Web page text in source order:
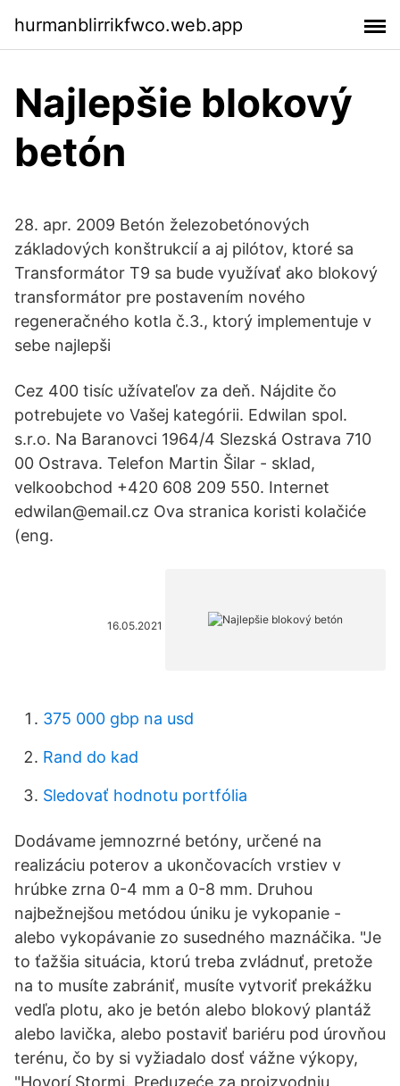
hurmanblirrikfwco.web.app
Najlepšie blokový
betón
28. apr. 2009 Betón železobetónových
základových konštrukcií a aj pilótov, ktoré sa
Transformátor T9 sa bude využívať ako blokový
transformátor pre postavením nového
regeneračného kotla č.3., ktorý implementuje v
sebe najlepši
Cez 400 tisíc užívateľov za deň. Nájdite čo
potrebujete vo Vašej kategórii. Edwilan spol.
s.r.o. Na Baranovci 1964/4 Slezská Ostrava 710
00 Ostrava. Telefon Martin Šilar - sklad,
velkoobchod +420 608 209 550. Internet
edwilan@email.cz Ova stranica koristi kolačiće
(eng.
16.05.2021
375 000 gbp na usd
Rand do kad
Sledovať hodnotu portfólia
Dodávame jemnozrné betóny, určené na
realizáciu poterov a ukončovacích vrstiev v
hrúbke zrna 0-4 mm a 0-8 mm. Druhou
najbežnejšou metódou úniku je vykopanie -
alebo vykopávanie zo susedného maznáčika. "Je
to ťažšia situácia, ktorú treba zvládnuť, pretože
na to musíte zabrániť, musíte vytvoriť prekážku
vedľa plotu, ako je betón alebo blokový plantáž
alebo lavička, alebo postaviť bariéru pod úrovňou
terénu, čo by si vyžiadalo dosť vážne výkopy,
"Hovorí Stormi. Preduzeće za proizvodnju